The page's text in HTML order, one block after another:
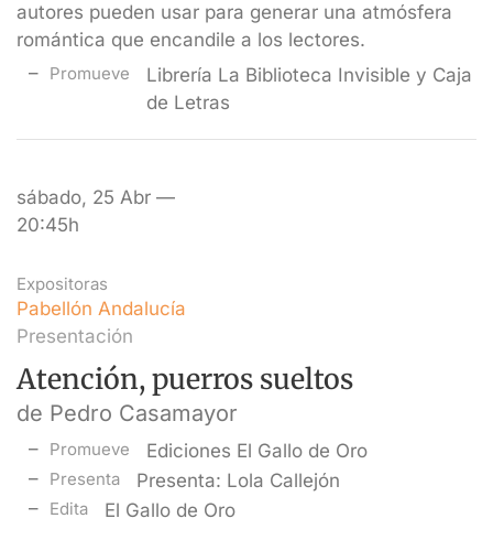
autores pueden usar para generar una atmósfera
romántica que encandile a los lectores.
Promueve
Librería La Biblioteca Invisible y Caja
de Letras
sábado, 25 Abr —
20:45h
Expositoras
Pabellón Andalucía
Presentación
Atención, puerros sueltos
de Pedro Casamayor
Promueve Ediciones El Gallo de Oro
Presenta Presenta: Lola Callejón
Edita El Gallo de Oro